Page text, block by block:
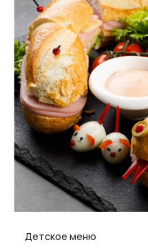
Детское меню